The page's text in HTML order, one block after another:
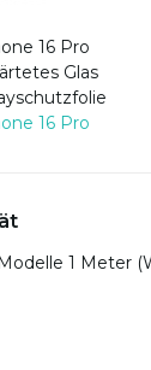
16 Pro
Glas
16 Pro
1 Meter